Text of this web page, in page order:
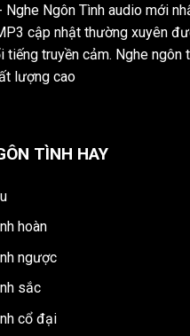
Nghe Ngôn Tình audio mới
cập nhật thường xuyên
tiếng truyền cảm. Nghe ngôn
lượng cao
TÌNH HAY
hoàn
ngược
sắc
cổ đại